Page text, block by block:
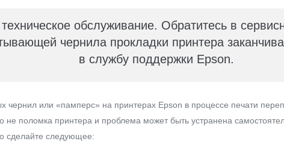
техническое обслуживание. Обратитесь в
чернила прокладки принтера
в службу поддержки Epson.
чернил или «памперс» на принтерах Epson в процессе печати
не поломка принтера и проблема может быть устранена
сделайте следующее: